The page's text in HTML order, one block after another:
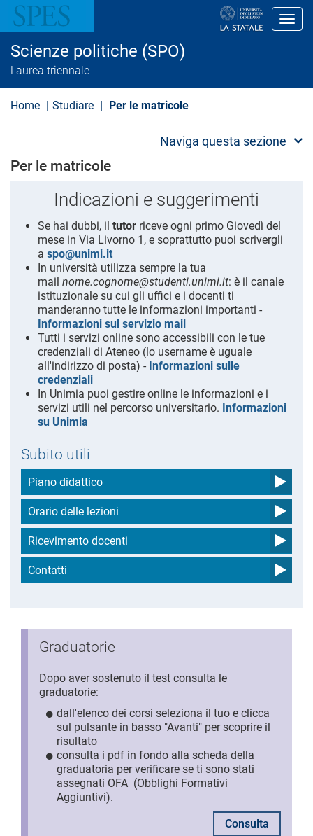
l
c
Scienze politiche (SPO)
Laurea triennale
Home Studiare Per le matricole
Naviga questa sezione
Per le matricole
Indicazioni e suggerimenti
Se hai dubbi, il tutor riceve ogni primo Giovedì del
mese in Via Livorno 1, e soprattutto puoi scrivergli
a spo@unimi.it
In università utilizza sempre la tua
mail nome.cognome@studenti.unimi.it: è il canale
istituzionale su cui gli uffici e i docenti ti
manderanno tutte le informazioni importanti -
Informazioni sul servizio mail
Tutti i servizi online sono accessibili con le tue
credenziali di Ateneo (lo username è uguale
all'indirizzo di posta) - Informazioni sulle
credenziali
In Unimia puoi gestire online le informazioni e i
servizi utili nel percorso universitario. Informazioni
su Unimia
Subito utili
Piano didattico
Orario delle lezioni
Ricevimento docenti
Contatti
Graduatorie
Dopo aver sostenuto il test consulta le
graduatorie:
dall'elenco dei corsi seleziona il tuo e clicca
sul pulsante in basso "Avanti" per scoprire il
risultato
consulta i pdf in fondo alla scheda della
graduatoria per verificare se ti sono stati
assegnati OFA (Obblighi Formativi
Aggiuntivi).
Consulta